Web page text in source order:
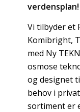
verdensplan!
Vi tilbyder et
Komibright,
med Ny
osmose
og designet
behov i
sortiment er